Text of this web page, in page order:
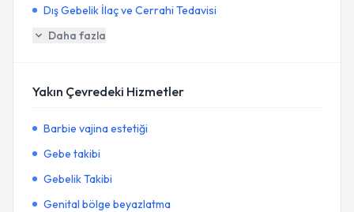
Dış Gebelik İlaç ve Cerrahi Tedavisi
Daha fazla
Yakın Çevredeki Hizmetler
Barbie vajina estetiği
Gebe takibi
Gebelik Takibi
Genital bölge beyazlatma